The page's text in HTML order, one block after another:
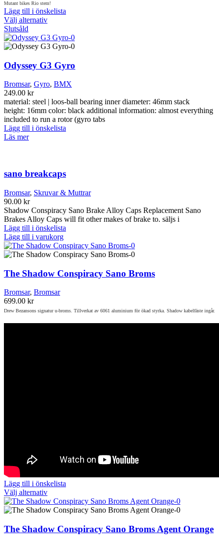
väljas
på
produktsidan
Mutant bikes Rio stem!
Lägg till i önskelista
Välj alternativDen
produkten
har
varianter.
De
olika
alternativen
kan
väljas
på
produktsidan
Slutsåld
Odyssey G3 Gyro
Bromsar, Gyro, BMX
249.00 kr
material: steel | loos-ball bearing inner diameter: 46mm stack
height: 16mm color: black additional information: almost everything
included to run a rotor (gyro tabs
Lägg till i önskelista
Läs mer
sano breakcaps
Bromsar, Skruvar & Muttrar
90.00 kr
Shadow Conspiracy Sano Brake Alloy Caps Replacement Sano
Brakes Alloy Caps will fit other makes of brake to. säljs i
Lägg till i önskelista
Lägg till i varukorg
The Shadow Conspiracy Sano Broms
Bromsar, Bromsar
699.00 kr
Drew Bezansons signatur u-broms. Tillverkat av 6061 aluminium för ökad styrka. Shadow kabelfäste ingår.
Lägg till i önskelista
Välj alternativDen
här
produkten
flera
varianter.
The Shadow Conspiracy Sano Broms Agent Orange